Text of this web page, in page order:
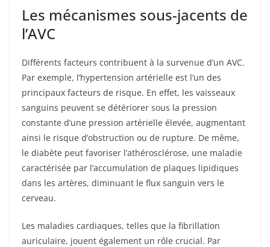
Les mécanismes sous-jacents de
l’AVC
Différents facteurs contribuent à la survenue d’un AVC.
Par exemple, l’hypertension artérielle est l’un des
principaux facteurs de risque. En effet, les vaisseaux
sanguins peuvent se détériorer sous la pression
constante d’une pression artérielle élevée, augmentant
ainsi le risque d’obstruction ou de rupture. De même,
le diabète peut favoriser l’athérosclérose, une maladie
caractérisée par l’accumulation de plaques lipidiques
dans les artères, diminuant le flux sanguin vers le
cerveau.
Les maladies cardiaques, telles que la fibrillation
auriculaire, jouent également un rôle crucial. Par